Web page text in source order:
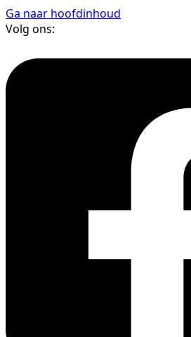
Ga naar hoofdinhoud
Volg ons: